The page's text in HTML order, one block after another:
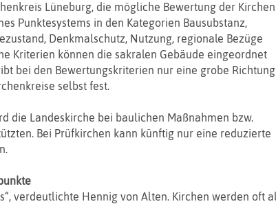
Lüneburg, die mögliche Bewertung der Kirchen
Punktesystems in den Kategorien Bausubstanz,
Denkmalschutz, Nutzung, regionale Bezüge
Kriterien können die sakralen Gebäude eingeordnet
bei den Bewertungskriterien nur eine grobe Richtung
selbst fest.
die Landeskirche bei baulichen Maßnahmen bzw.
Bei Prüfkirchen kann künftig nur eine reduzierte
verdeutlichte Hennig von Alten. Kirchen werden oft